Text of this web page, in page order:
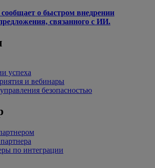
о быстром внедрении
связанного с ИИ.
успеха
и вебинары
безопасностью
по интеграции